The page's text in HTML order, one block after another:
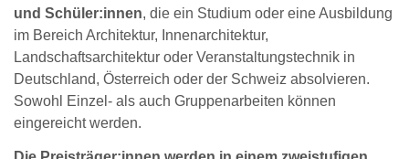
und Schüler:innen, die ein Studium oder eine Ausbildung
im Bereich Architektur, Innenarchitektur,
Landschaftsarchitektur oder Veranstaltungstechnik in
Deutschland, Österreich oder der Schweiz absolvieren.
Sowohl Einzel- als auch Gruppenarbeiten können
eingereicht werden.